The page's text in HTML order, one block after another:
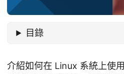
目錄
介紹如何在 Linux 系統上使用